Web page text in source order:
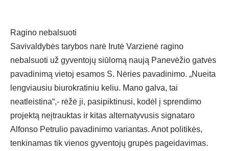
Ragino nebalsuoti
Savivaldybės tarybos narė Irutė Varzienė ragino
nebalsuoti už gyventojų siūlomą naują Panevėžio gatvės
pavadinimą vietoj esamos S. Nėries pavadinimo. „Nueita
lengviausiu biurokratiniu keliu. Mano galva, tai
neatleistina“,- rėžė ji, pasipiktinusi, kodėl į sprendimo
projektą neįtrauktas ir kitas alternatyvusis signataro
Alfonso Petrulio pavadinimo variantas. Anot politikės,
tenkinamas tik vienos gyventojų grupės pageidavimas.